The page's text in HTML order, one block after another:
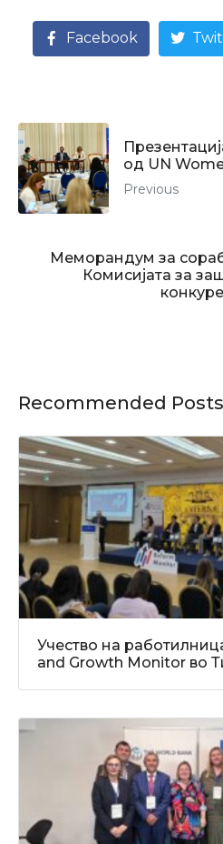
Facebook
од UN
Previous
Меморандум за
Комисијата за
Recommended Posts
Учество на
and Growth Monitor во